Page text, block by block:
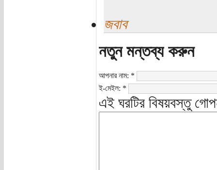
জবাব
নতুন মন্তব্য করুন
আপনার নাম: *
ই-মেইল: *
এই ঘরটির বিষয়বস্তু